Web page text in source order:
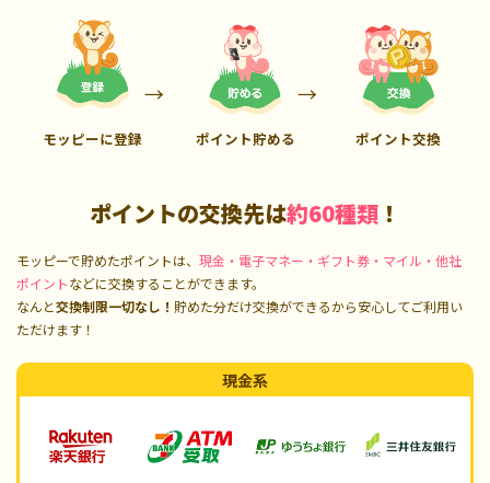
モッピーに登録 ポイント貯める ポイント交換
ポイントの交換先は約60種類 ！
モッピーで貯めたポイントは、 現金・電子マネー・ギフト券・マイル・他社
ポイントなどに交換することができます。
なんと交換制限一切なし！ 貯めた分だけ交換ができるから安心してご利用い
ただけます！
現金系